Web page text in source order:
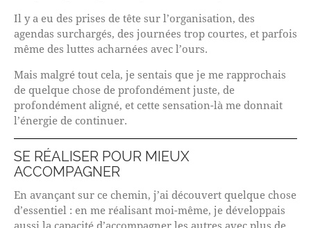
Il y a eu des prises de tête sur l’organisation, des
agendas surchargés, des journées trop courtes, et parfois
même des luttes acharnées avec l’ours.
Mais malgré tout cela, je sentais que je me rapprochais
de quelque chose de profondément juste, de
profondément aligné, et cette sensation-là me donnait
l’énergie de continuer.
SE RÉALISER POUR MIEUX
ACCOMPAGNER
En avançant sur ce chemin, j’ai découvert quelque chose
d’essentiel : en me réalisant moi-même, je développais
aussi la capacité d’accompagner les autres avec plus de